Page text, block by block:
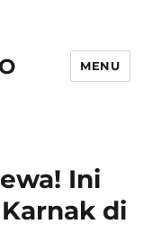
MENU
Ini
di